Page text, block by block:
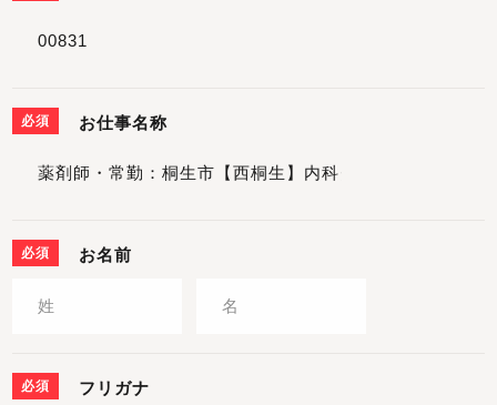
必須 お仕事名称
必須 お名前
必須 フリガナ